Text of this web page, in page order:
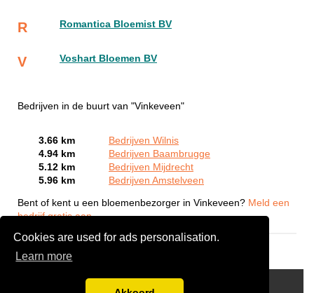
Cookies are used for ads personalisation.
Learn more
R Romantica Bloemist BV
V Voshart Bloemen BV
Bedrijven in de buurt van "Vinkeveen"
3.66 km
Bedrijven Wilnis
4.94 km
Bedrijven Baambrugge
5.12 km
Bedrijven Mijdrecht
5.96 km
Bedrijven Amstelveen
Bent of kent u een bloemenbezorger in Vinkeveen? Meld een
bedrijf gratis aan